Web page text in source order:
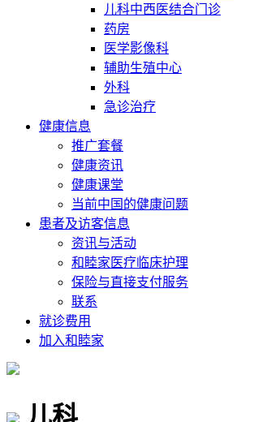
儿科中西医结合门诊
药房
医学影像科
辅助生殖中心
外科
急诊治疗
健康信息
推广套餐
健康资讯
健康课堂
当前中国的健康问题
患者及访客信息
资讯与活动
和睦家医疗临床护理
保险与直接支付服务
联系
就诊费用
加入和睦家